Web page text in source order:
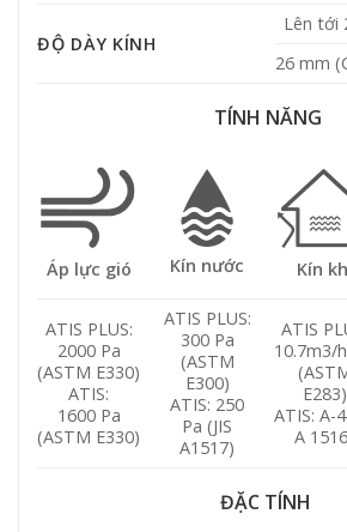
ĐỘ DÀY KÍNH
Lên tới
26 mm
TÍNH NĂNG
Áp lực gió Kín nước Kín
ATIS PLUS:
2000 Pa
(ASTM E330)
ATIS:
1600 Pa
(ASTM E330)
ATIS PLUS:
300 Pa
(ASTM
E300)
ATIS: 250
Pa (JIS
A1517)
ATIS
10.7m3/
E283)
ATIS: A-4
A
ĐẶC TÍNH